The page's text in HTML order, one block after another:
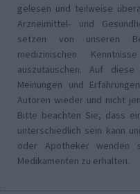
gelesen und teilweise
Arzneimittel- und
setzen von unseren
medizinischen
auszutauschen. Auf
Meinungen und
Autoren wieder und nicht
Bitte beachten Sie, dass
unterschiedlich sein kann
oder Apotheker wenden
Medikamenten zu erhalten.